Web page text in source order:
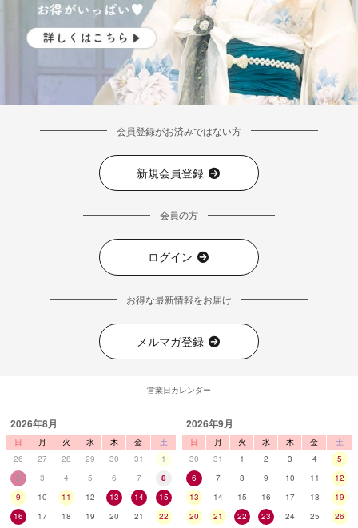
会員登録がお済みではない方
新規会員登録
会員の方
ログイン
お得な最新情報をお届け
メルマガ登録
営業日カレンダー
2026年8月
日 月 火 水 木 金
土
26
27 28 29 30 31
1
2
3 4 5 6 7
8
9
10 11 12 13 14
15
16
17 18 19 20 21
22
2026年9月
日 月 火 水 木 金
土
30
31 1 2 3 4
5
6
7 8 9 10 11
12
13
14 15 16 17 18
19
20
21 22 23 24 25
26